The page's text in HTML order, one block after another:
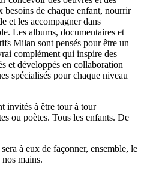
besoins de chaque enfant, nourrir
et les accompagner dans
Les albums, documentaires et
Milan sont pensés pour être un
complément qui inspire des
et développés en collaboration
spécialisés pour chaque niveau
invités à être tour à tour
ou poètes. Tous les enfants. De
à eux de façonner, ensemble, le
mains.